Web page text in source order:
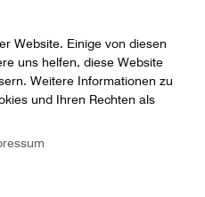
Website. Einige von diesen
uns helfen, diese Website
Weitere Informationen zu
und Ihren Rechten als